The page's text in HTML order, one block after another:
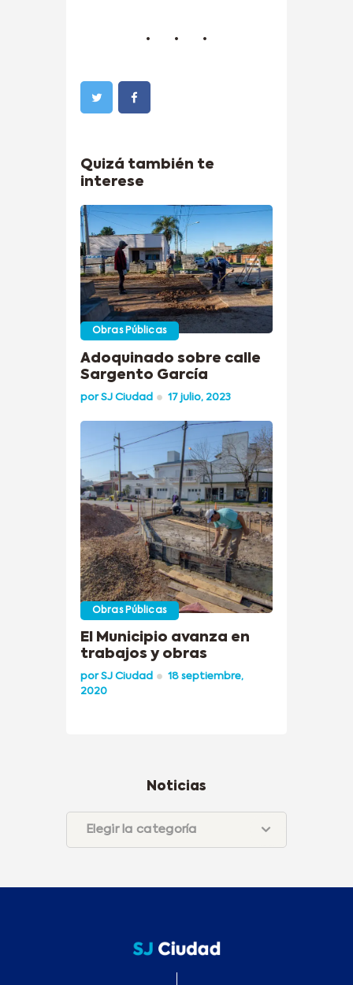
Quizá también te
interese
Obras Públicas
Adoquinado sobre calle
Sargento García
porSJ Ciudad 17 julio, 2023
Obras Públicas
El Municipio avanza en
trabajos y obras
porSJ Ciudad
18 septiembre,
2020
Noticias